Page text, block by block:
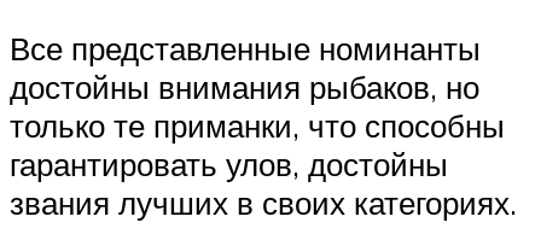
Все представленные номинанты
достойны внимания рыбаков, но
только те приманки, что способны
гарантировать улов, достойны
звания лучших в своих категориях.